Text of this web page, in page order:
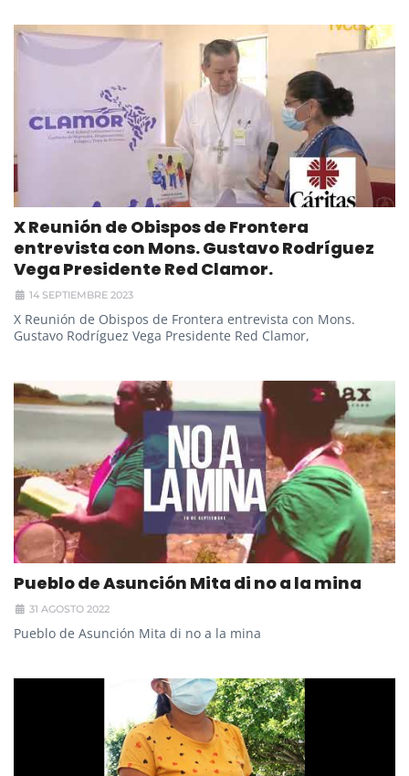
X Reunión de Obispos de Frontera
entrevista con Mons. Gustavo Rodríguez
Vega Presidente Red Clamor.
14 SEPTIEMBRE 2023
X Reunión de Obispos de Frontera entrevista con Mons.
Gustavo Rodríguez Vega Presidente Red Clamor,
Pueblo de Asunción Mita di no a la mina
31 AGOSTO 2022
Pueblo de Asunción Mita di no a la mina